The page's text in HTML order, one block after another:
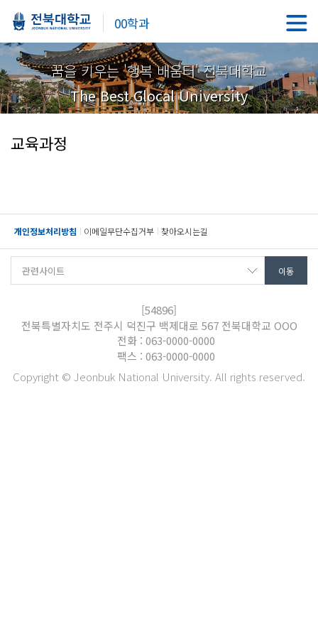
00학과
꿈을 키우는 '행복 배움터' 전북대학교
The Best Glocal University
교육과정
개인정보처리방침 이메일무단수집거부 찾아오시는길
[54896]
전북특별자치도 전주시 덕진구 백제대로 567 전북대학교 OOO
전화 : 063-0000-0000
팩스 : 063-0000-0000
Copyright © Jeonbuk National University. All rights reserved.